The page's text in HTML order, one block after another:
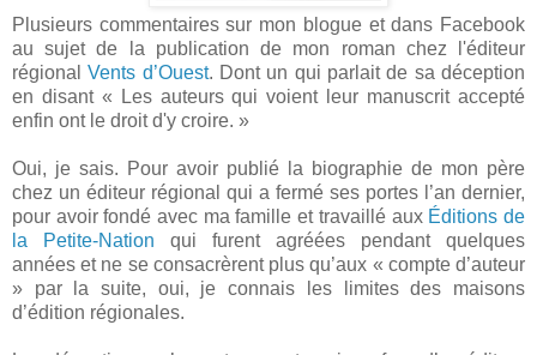
Plusieurs commentaires sur mon blogue et dans Facebook
au sujet de la publication de mon roman chez l'éditeur
régionalVents d’Ouest. Dont un qui parlait de sa déception
en disant « Les auteurs qui voient leur manuscrit accepté
enfin ont le droit d'y croire. »
Oui, je sais. Pour avoir publié la biographie de mon père
chez un éditeur régional qui a fermé ses portes l’an dernier,
pour avoir fondé avec ma famille et travaillé aux Éditions de
la Petite-Nation qui furent agréées pendant quelques
années et ne se consacrèrent plus qu’aux « compte d’auteur
» par la suite, oui, je connais les limites des maisons
d’édition régionales.